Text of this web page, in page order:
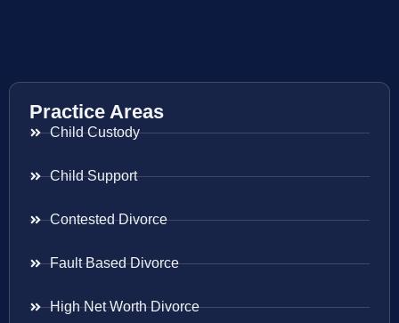
Practice Areas
Child Custody
Child Support
Contested Divorce
Fault Based Divorce
High Net Worth Divorce